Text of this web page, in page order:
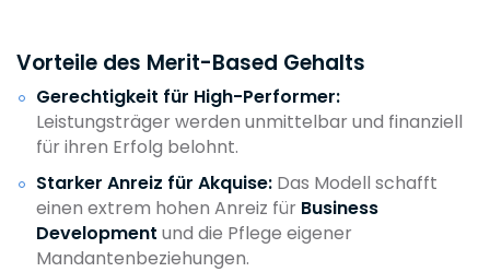
Vorteile des Merit-Based Gehalts
Gerechtigkeit für High-Performer:
Leistungsträger werden unmittelbar und finanziell
für ihren Erfolg belohnt.
Starker Anreiz für Akquise: Das Modell schafft
einen extrem hohen Anreiz für Business
Development und die Pflege eigener
Mandantenbeziehungen.